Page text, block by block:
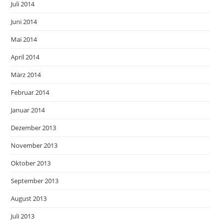
Juli 2014
Juni 2014
Mai 2014
April 2014
März 2014
Februar 2014
Januar 2014
Dezember 2013
November 2013
Oktober 2013
September 2013
August 2013
Juli 2013